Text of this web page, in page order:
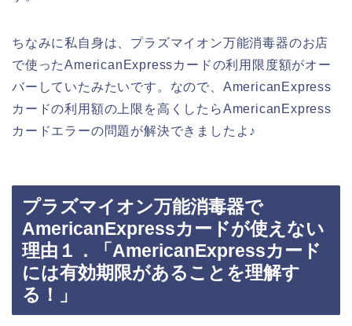
ちなみに私自身は、プラズマイオン万能消毒器のお店
で使ったAmericanExpressカードの利用限度額がオー
バーしていたみたいです。なので、AmericanExpress
カードの利用額の上限を高くしたらAmericanExpress
カードエラーの問題が解決できましたよ♪
プラズマイオン万能消毒器で
AmericanExpressカードが使えない
理由１．「AmericanExpressカード
には有効期限があることを理解す
る！」